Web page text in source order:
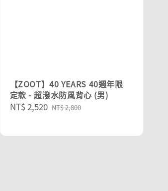
【ZOOT】40 YEARS 40週年限
定款 - 超潑水防風背心 (男)
Sale
NT$ 2,520 Regular
NT$ 2,800